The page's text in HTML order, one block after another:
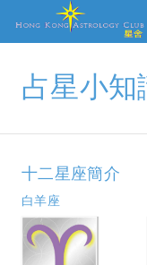
占星小知
十二星座簡介
白羊座